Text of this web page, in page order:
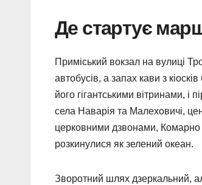
Де стартує
Приміський вокзал на вулиці
автобусів, а запах кави з
його гігантськими вітринами, і
села Наварія та Малеховичі,
церковними дзвонами, Комарно
розкинулися як зелений океан.
Зворотний шлях дзеркальний,